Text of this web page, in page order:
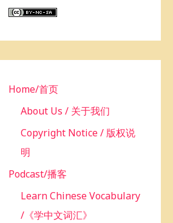
c
r
Home/首页
About Us / 关于我们
Copyright Notice / 版权说
明
Podcast/播客
Learn Chinese Vocabulary
/《学中文词汇》